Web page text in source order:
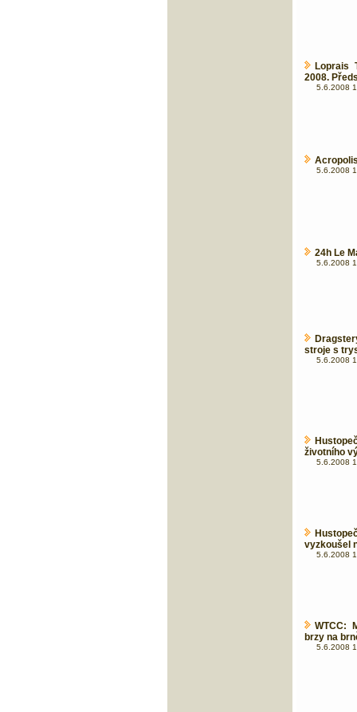
Loprais
2008.
5.6.2008
5.6.2008
24h Le
5.6.2008
stroje s
5.6.2008
životního
5.6.2008
vyzkoušel
5.6.2008
WTCC:
brzy na
5.6.2008